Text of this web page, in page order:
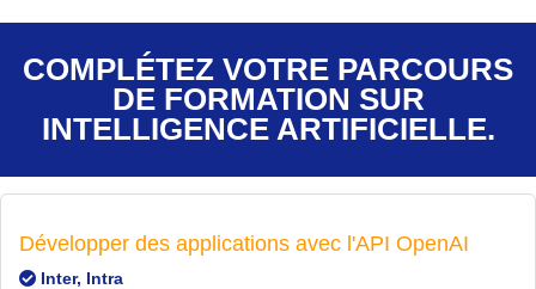
COMPLÉTEZ VOTRE PARCOURS
DE FORMATION SUR
INTELLIGENCE ARTIFICIELLE.
Développer des applications avec l'API OpenAI
Inter, Intra